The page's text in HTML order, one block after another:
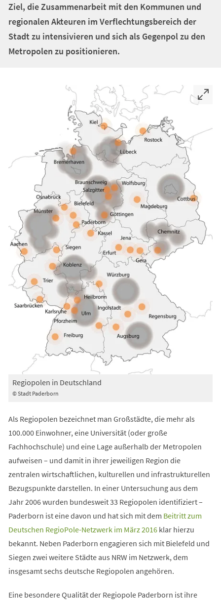
Ziel, die Zusammenarbeit mit den Kommunen und
regionalen Akteuren im Verflechtungsbereich der
Stadt zu intensivieren und sich als Gegenpol zu den
Metropolen zu positionieren.
© Stadt Paderborn
Regiopolen in Deutschland
Als Regiopolen bezeichnet man Großstädte, die mehr als
100.000 Einwohner, eine Universität (oder große
Fachhochschule) und eine Lage außerhalb der Metropolen
aufweisen – und damit in ihrer jeweiligen Region die
zentralen wirtschaftlichen, kulturellen und infrastrukturellen
Bezugspunkte darstellen. In einer Untersuchung aus dem
Jahr 2006 wurden bundesweit 33 Regiopolen identifiziert –
Paderborn ist eine davon und hat sich mit dem Beitritt zum
Deutschen RegioPole-Netzwerk im März 2016klar hierzu
bekannt. Neben Paderborn engagieren sich mit Bielefeld und
Siegen zwei weitere Städte aus NRW im Netzwerk, dem
insgesamt sechs deutsche Regiopolen angehören.
Eine besondere Qualität der Regiopole Paderborn ist ihre